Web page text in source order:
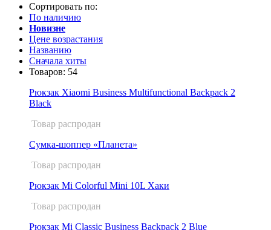
Сортировать по:
По наличию
Новизне
Цене возрастания
Названию
Сначала хиты
Товаров: 54
Рюкзак Xiaomi Business Multifunctional Backpack 2
Black
Товар распродан
Сумка-шоппер «Планета»
Товар распродан
Рюкзак Mi Colorful Mini 10L Хаки
Товар распродан
Рюкзак Mi Classic Business Backpack 2 Blue